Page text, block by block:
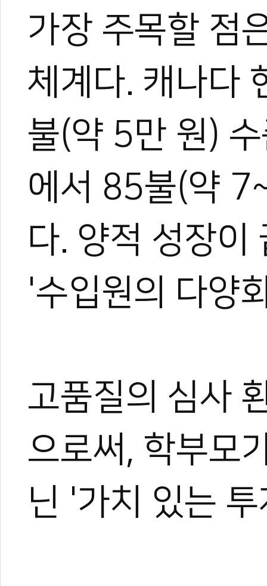
가장 주목할 점
체계다. 캐나다
불(약 5만 원)
에서 85불(약
다. 양적 성장이
'수입원의 다양
고품질의 심사
으로써, 학부모
닌 '가치 있는